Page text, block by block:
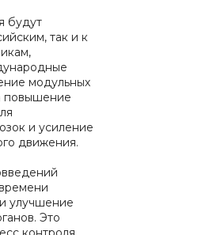
будут
так и к
модульных
повышение
и усиление
движения.
улучшение
Это